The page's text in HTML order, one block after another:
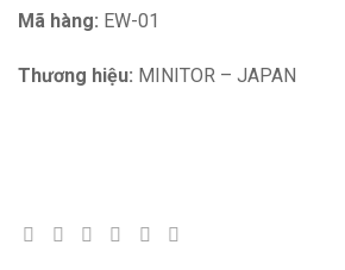
Mã hàng: EW-01
Thương hiệu: MINITOR – JAPAN